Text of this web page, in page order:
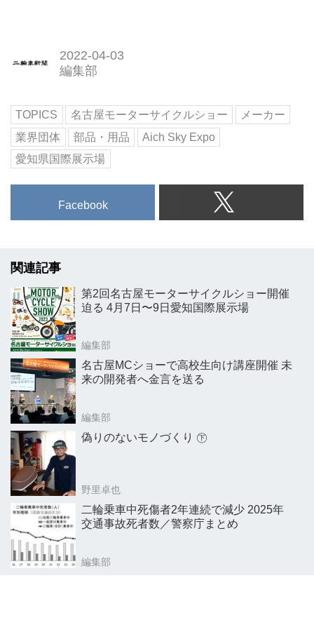
2022-04-03
編集部
TOPICS 名古屋モーターサイクルショー
メーカー
業界団体
部品・用品
Aich Sky Expo
愛知県国際展示場
Facebook
関連記事
第2回名古屋モーターサイクルショー開催
迫る 4月7日〜9日愛知国際展示場
編集部
名古屋MCショーで高校生向け講座開催 未
来の開発者へ金言を送る
編集部
偽りのないモノづくり ㊦
野里卓也
二輪乗車中死傷者2年連続で減少 2025年
交通事故死者数／警察庁まとめ
編集部